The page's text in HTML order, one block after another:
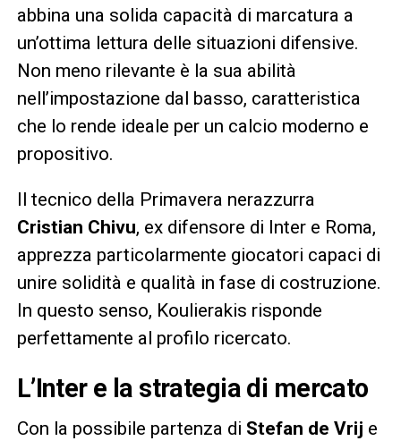
abbina una solida capacità di marcatura a
un’ottima lettura delle situazioni difensive.
Non meno rilevante è la sua abilità
nell’impostazione dal basso, caratteristica
che lo rende ideale per un calcio moderno e
propositivo.
Il tecnico della Primavera nerazzurra
Cristian Chivu, ex difensore di Inter e Roma,
apprezza particolarmente giocatori capaci di
unire solidità e qualità in fase di costruzione.
In questo senso, Koulierakis risponde
perfettamente al profilo ricercato.
L’Inter e la strategia di mercato
Con la possibile partenza di Stefan de Vrij e